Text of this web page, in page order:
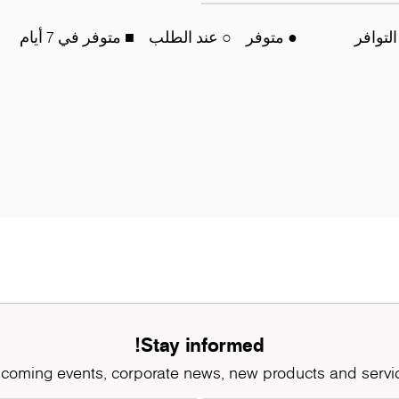
التوافر ● متوفر ○ عند الطلب ■ متوفر في 7 أيام
Stay informed!
events, corporate news, new products and